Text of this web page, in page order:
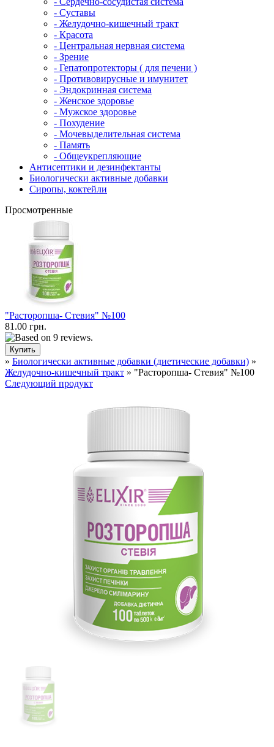
- Суставы
- Желудочно-кишечный тракт
- Красота
- Центральная нервная система
- Зрение
- Гепатопротекторы ( для печени )
- Противовирусные и имунитет
- Эндокринная система
- Женское здоровье
- Мужское здоровье
- Похудение
- Мочевыделительная система
- Память
- Общеукрепляющие
Антисептики и дезинфектанты
Биологически активные добавки
Сиропы, коктейли
Просмотренные
"Расторопша- Стевия" №100
81.00 грн.
» Биологически активные добавки (диетические добавки) »
Желудочно-кишечный тракт » "Расторопша- Стевия" №100
Следующий продукт